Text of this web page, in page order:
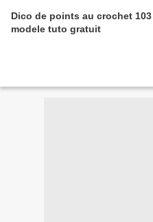
Dico de points au crochet 103
modele tuto gratuit